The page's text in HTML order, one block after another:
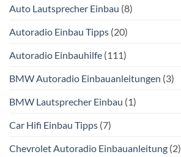
Auto Lautsprecher Einbau (8)
Autoradio Einbau Tipps (20)
Autoradio Einbauhilfe (111)
BMW Autoradio Einbauanleitungen (3)
BMW Lautsprecher Einbau (1)
Car Hifi Einbau Tipps (7)
Chevrolet Autoradio Einbauanleitung (2)